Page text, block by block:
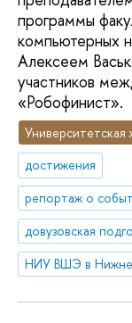
программы
компьютерных
Алексеем
участников
«Робофинист».
Университетская
достижения
репортаж о
довузовская
НИУ ВШЭ в